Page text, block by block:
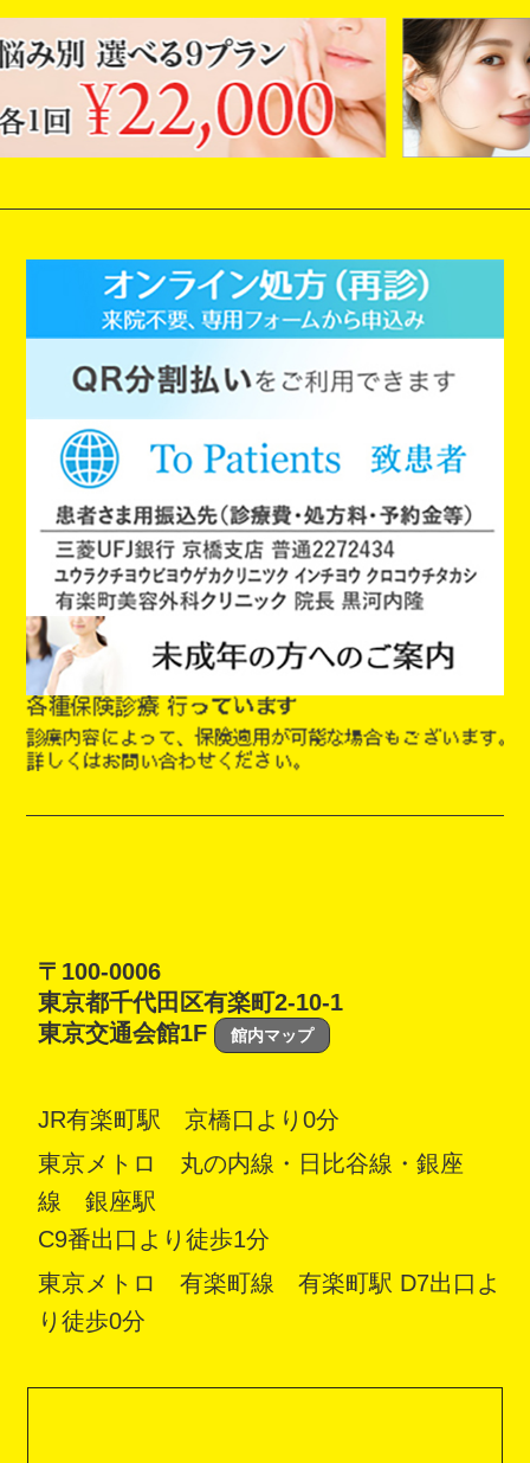
〒100-0006
東京都千代田区有楽町2-10-1
東京交通会館1F
館内マップ
JR有楽町駅 京橋口より0分
東京メトロ 丸の内線・日比谷線・銀座
線 銀座駅
C9番出口より徒歩1分
東京メトロ 有楽町線 有楽町駅 D7出口よ
り徒歩0分